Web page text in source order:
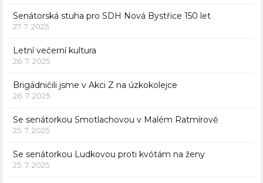
Senátorská stuha pro SDH Nová Bystřice 150 let
27. 7. 2025
Letní večerní kultura
26. 7. 2025
Brigádničili jsme v Akci Z na úzkokolejce
26. 7. 2025
Se senátorkou Smotlachovou v Malém Ratmírově
25. 7. 2025
Se senátorkou Ludkovou proti kvótám na ženy
25. 7. 2025